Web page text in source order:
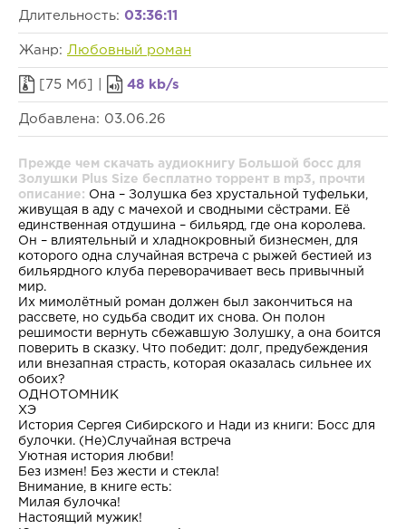
Длительность: 03:36:11
Жанр: Любовный роман
[75 Мб] | 48 kb/s
Добавлена: 03.06.26
Прежде чем скачать аудиокнигу Большой босс для
Золушки Plus Size бесплатно торрент в mp3, прочти
описание: Она – Золушка без хрустальной туфельки,
живущая в аду с мачехой и сводными сёстрами. Её
единственная отдушина – бильярд, где она королева.
Он – влиятельный и хладнокровный бизнесмен, для
которого одна случайная встреча с рыжей бестией из
бильярдного клуба переворачивает весь привычный
мир.
Их мимолётный роман должен был закончиться на
рассвете, но судьба сводит их снова. Он полон
решимости вернуть сбежавшую Золушку, а она боится
поверить в сказку. Что победит: долг, предубеждения
или внезапная страсть, которая оказалась сильнее их
обоих?
ОДНОТОМНИК
ХЭ
История Сергея Сибирского и Нади из книги: Босс для
булочки. (Не)Случайная встреча
Уютная история любви!
Без измен! Без жести и стекла!
Внимание, в книге есть:
Милая булочка!
Настоящий мужик!